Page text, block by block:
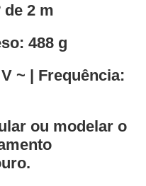
de 2 m
488 g
~ | Frequência:
ou modelar o